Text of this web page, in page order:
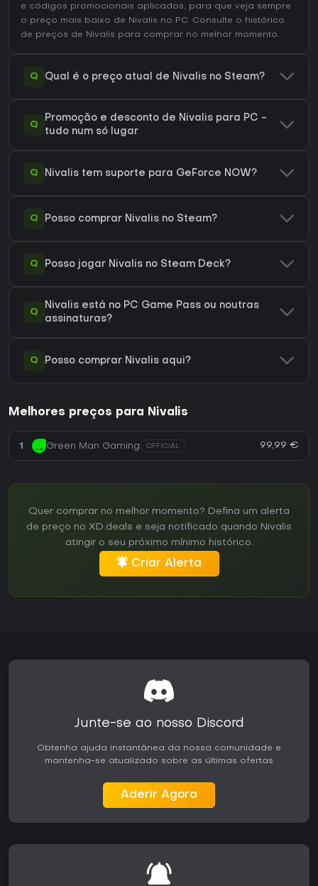
e códigos promocionais aplicados, para que veja sempre
o preço mais baixo de Nivalis no PC. Consulte o histórico
de preços de Nivalis para comprar no melhor momento.
Q Qual é o preço atual de Nivalis no Steam?
Q
Promoção e desconto de Nivalis para PC -
tudo num só lugar
Q Nivalis tem suporte para GeForce NOW?
Q Posso comprar Nivalis no Steam?
Q Posso jogar Nivalis no Steam Deck?
Q
Nivalis está no PC Game Pass ou noutras
assinaturas?
Q Posso comprar Nivalis aqui?
Melhores preços para Nivalis
1 Green Man Gaming OFFICIAL 99,99 €
Quer comprar no melhor momento? Defina um alerta
de preço no XD.deals e seja notificado quando Nivalis
atingir o seu próximo mínimo histórico.
Criar Alerta
Junte-se ao nosso Discord
Obtenha ajuda instantânea da nossa comunidade e
mantenha-se atualizado sobre as últimas ofertas
Aderir Agora